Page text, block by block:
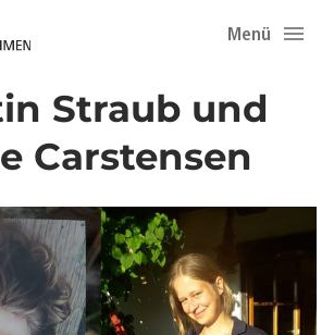
Menü
Straub und
Carstensen